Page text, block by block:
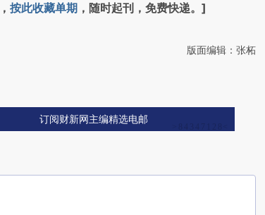
， 按此收藏单期 ，随时起刊，免费快递。]
版面编辑：张柘
订阅财新网主编精选电邮